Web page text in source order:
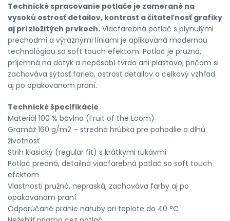
Technické spracovanie potlače je zamerané na
vysokú ostrosť detailov, kontrast a čitateľnosť grafiky
aj pri zložitých prvkoch. Viacfarebná potlač s plynulými
prechodmi a výraznými líniami je aplikovaná modernou
technológiou so soft touch efektom. Potlač je pružná,
príjemná na dotyk a nepôsobí tvrdo ani plastovo, pričom si
zachováva sýtosť farieb, ostrosť detailov a celkový vzhľad
aj po opakovanom praní.
Technické špecifikácie
Materiál 100 % bavlna (Fruit of the Loom)
Gramáž 160 g/m2 – stredná hrúbka pre pohodlie a dlhú
životnosť
Strih klasický (regular fit) s krátkymi rukávmi
Potlač predná, detailná viacfarebná potlač so soft touch
efektom
Vlastnosti pružná, nepraská, zachováva farby aj po
opakovanom praní
Odporúčané pranie naruby pri teplote do 40 °C